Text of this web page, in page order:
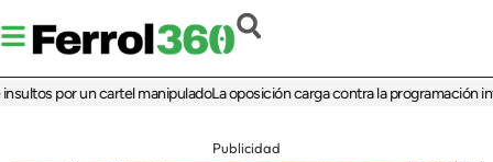
por un cartel manipuladoLa oposición carga contra la programación
Publicidad